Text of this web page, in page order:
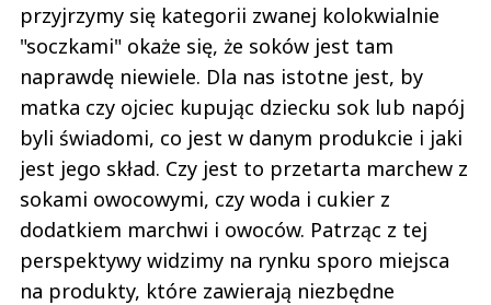
przyjrzymy się kategorii zwanej kolokwialnie
"soczkami" okaże się, że soków jest tam
naprawdę niewiele. Dla nas istotne jest, by
matka czy ojciec kupując dziecku sok lub napój
byli świadomi, co jest w danym produkcie i jaki
jest jego skład. Czy jest to przetarta marchew z
sokami owocowymi, czy woda i cukier z
dodatkiem marchwi i owoców. Patrząc z tej
perspektywy widzimy na rynku sporo miejsca
na produkty, które zawierają niezbędne